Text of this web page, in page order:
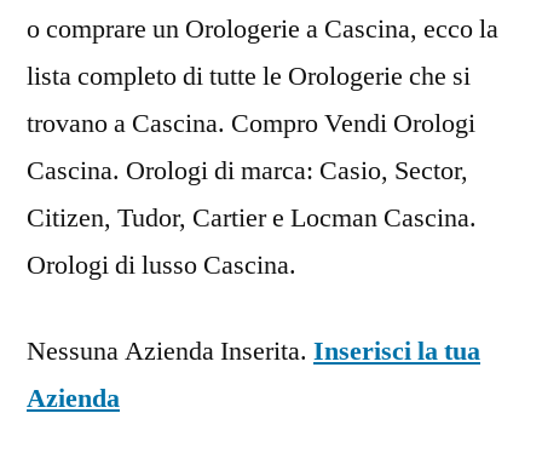
o comprare un Orologerie a Cascina, ecco la
lista completo di tutte le Orologerie che si
trovano a Cascina. Compro Vendi Orologi
Cascina. Orologi di marca: Casio, Sector,
Citizen, Tudor, Cartier e Locman Cascina.
Orologi di lusso Cascina.
Nessuna Azienda Inserita. Inserisci la tua
Azienda